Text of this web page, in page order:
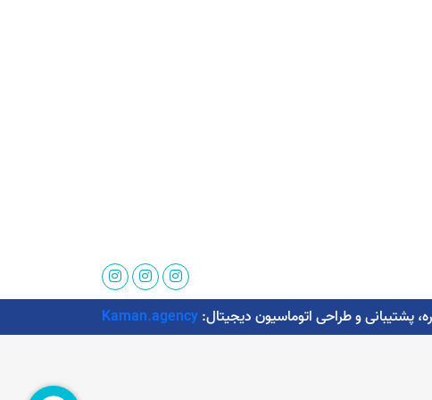
Kaman.agency